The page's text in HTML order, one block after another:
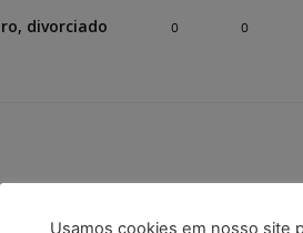
divorciado
0 0
Usamos cookies em nosso site